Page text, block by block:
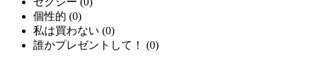
個性的 (0)
私は買わない (0)
誰かプレゼントして！
(0)